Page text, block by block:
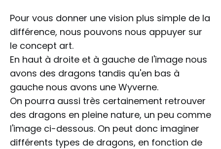
Pour vous donner une vision plus simple de la
différence, nous pouvons nous appuyer sur
le concept art.
En haut à droite et à gauche de l'image nous
avons des dragons tandis qu'en bas à
gauche nous avons une Wyverne.
On pourra aussi très certainement retrouver
des dragons en pleine nature, un peu comme
l'image ci-dessous. On peut donc imaginer
différents types de dragons, en fonction de